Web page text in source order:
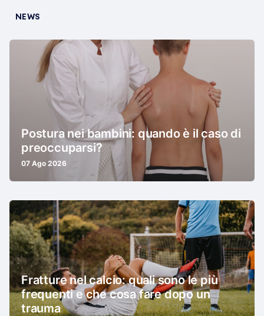
NEWS
Postura nei bambini: quando è il caso di
preoccuparsi?
07 Ago 2026
Fratture nel calcio: quali sono le più
frequenti e che cosa fare dopo un
trauma